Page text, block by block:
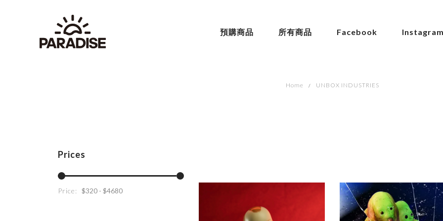
預購商品 所有商品 Facebook
Home UNBOX INDUSTRIES
Prices
Price: